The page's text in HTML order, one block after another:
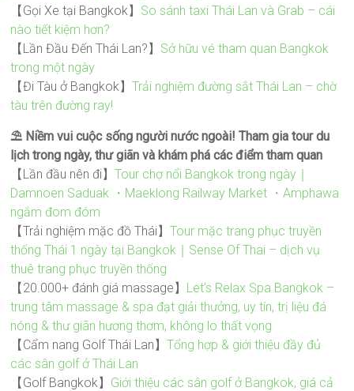
【Gọi Xe tại Bangkok】 So sánh taxi Thái Lan và Grab – cái
nào tiết kiệm hơn?
【Lần Đầu Đến Thái Lan?】 Sở hữu vé tham quan Bangkok
trong một ngày
【Đi Tàu ở Bangkok】Trải nghiệm đường sắt Thái Lan – chờ
tàu trên đường ray!
⛱️ Niềm vui cuộc sống người nước ngoài! Tham gia tour du
lịch trong ngày, thư giãn và khám phá các điểm tham quan
【Lần đầu nên đi】Tour chợ nổi Bangkok trong ngày｜
Damnoen Saduak ・Maeklong Railway Market ・Amphawa
ngắm đom đóm
【Trải nghiệm mặc đồ Thái】Tour mặc trang phục truyền
thống Thái 1 ngày tại Bangkok｜Sense Of Thai – dịch vụ
thuê trang phục truyền thống
【20.000+ đánh giá massage】 Let’s Relax Spa Bangkok –
trung tâm massage & spa đạt giải thưởng, uy tín, trị liệu đá
nóng & thư giãn hương thơm, không lo thất vọng
【Cẩm nang Golf Thái Lan】Tổng hợp & giới thiệu đầy đủ
các sân golf ở Thái Lan
【Golf Bangkok】 Giới thiệu các sân golf ở Bangkok, giá cả